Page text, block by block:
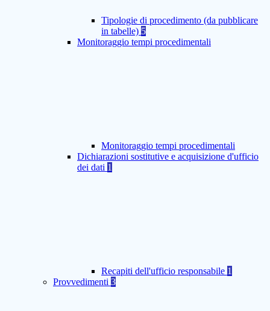
Tipologie di procedimento (da pubblicare
in tabelle) 5
Monitoraggio tempi procedimentali
Monitoraggio tempi procedimentali
Dichiarazioni sostitutive e acquisizione d'ufficio
dei dati 1
Recapiti dell'ufficio responsabile 1
Provvedimenti 3